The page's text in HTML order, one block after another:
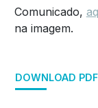
Comunicado,
na imagem.
DOWNLOAD PDF